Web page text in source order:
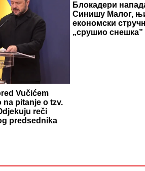
Vučićem
pitanje o tzv.
reči
predsednika
Блокадери
Синишу Малог,
економски
„срушио снешка”